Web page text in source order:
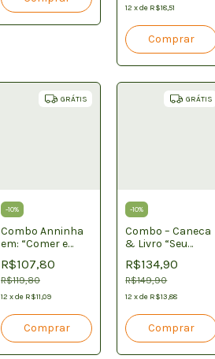
12 xde R$18,51
GRÁTIS
-10%
Combo Anninha
em: “Comer e
crescer…o que
tem a ver?” +
“Será que o
produtor quer
consumidor?”
R$107,80
R$119,80
12 xde R$11,09
GRÁTIS
-10%
Combo – Caneca
& Livro “Seu
dinheiro é Capim”
R$134,90
R$149,90
12 xde R$13,88